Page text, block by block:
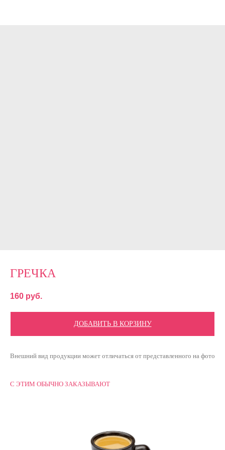
ГРЕЧКА
160 руб.
ДОБАВИТЬ В КОРЗИНУ
Внешний вид продукции может отличаться от представленного на фото
С ЭТИМ ОБЫЧНО ЗАКАЗЫВАЮТ